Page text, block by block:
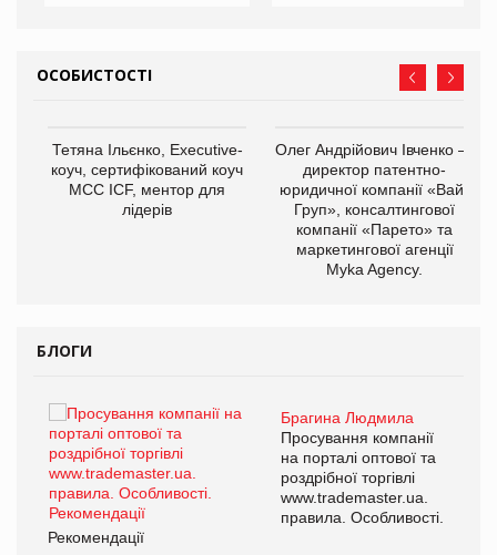
ОСОБИСТОСТІ
Тетяна Ільєнко, Executive-
коуч, сертифікований коуч
МСС ICF, ментор для
лідерів
Олег Андрійович Івченко —
директор патентно-
юридичної компанії «Вайз
Груп», консалтингової
компанії «Парето» та
маркетингової агенції
Myka Agency.
БЛОГИ
Брагина Людмила
Просування компанії
на порталі оптової та
роздрібної торгівлі
www.trademaster.ua.
правила. Особливості.
Рекомендації